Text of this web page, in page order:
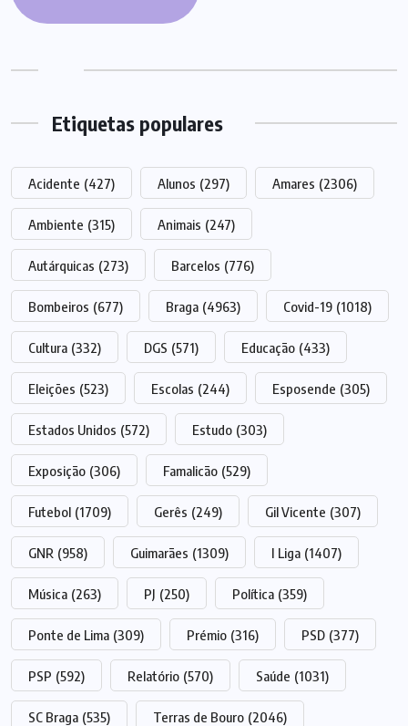
Etiquetas populares
Acidente (427) Alunos (297) Amares (2306)
Ambiente (315) Animais (247)
Autárquicas (273) Barcelos (776)
Bombeiros (677) Braga (4963) Covid-19 (1018)
Cultura (332) DGS (571) Educação (433)
Eleições (523) Escolas (244) Esposende (305)
Estados Unidos (572) Estudo (303)
Exposição (306) Famalicão (529)
Futebol (1709) Gerês (249) Gil Vicente (307)
GNR (958) Guimarães (1309) I Liga (1407)
Música (263) PJ (250) Política (359)
Ponte de Lima (309) Prémio (316) PSD (377)
PSP (592) Relatório (570) Saúde (1031)
SC Braga (535) Terras de Bouro (2046)